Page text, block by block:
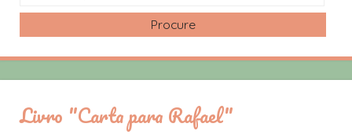
Livro "Carta para Rafael"